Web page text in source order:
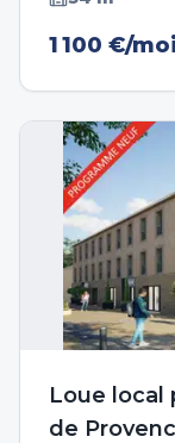
1 100 €/
Loue local
de